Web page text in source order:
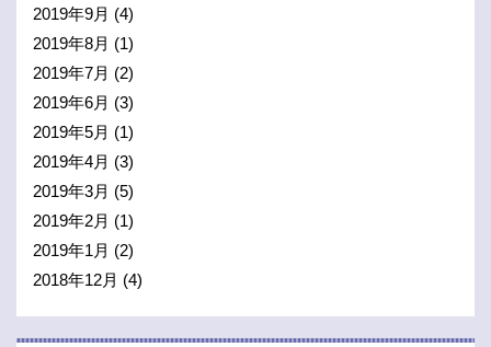
2019年9月 (4)
2019年8月 (1)
2019年7月 (2)
2019年6月 (3)
2019年5月 (1)
2019年4月 (3)
2019年3月 (5)
2019年2月 (1)
2019年1月 (2)
2018年12月 (4)